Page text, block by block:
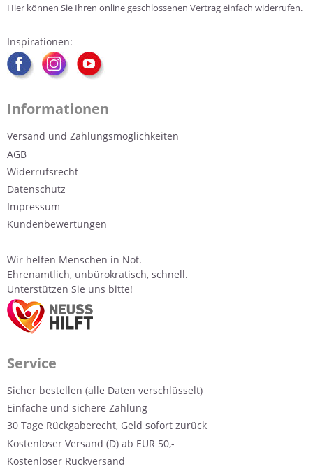
Hier können Sie Ihren online geschlossenen Vertrag einfach widerrufen.
Inspirationen:
Informationen
Versand und Zahlungsmöglichkeiten
AGB
Widerrufsrecht
Datenschutz
Impressum
Kundenbewertungen
Wir helfen Menschen in Not.
Ehrenamtlich, unbürokratisch, schnell.
Unterstützen Sie uns bitte!
Service
Sicher bestellen (alle Daten verschlüsselt)
Einfache und sichere Zahlung
30 Tage Rückgaberecht, Geld sofort zurück
Kostenloser Versand (D) ab EUR 50,-
Kostenloser Rückversand